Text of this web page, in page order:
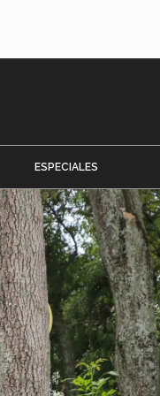
ESPECIALES